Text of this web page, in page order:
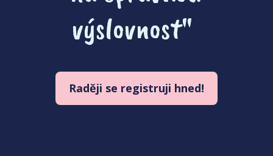
výslovnost"
Raději se registruji hned!